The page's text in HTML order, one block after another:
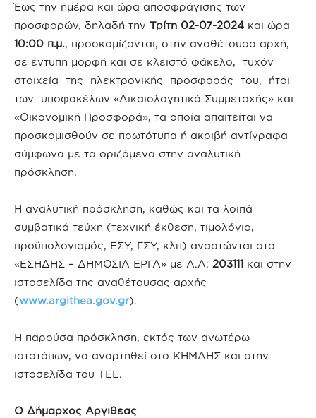
Έως την ημέρα και ώρα αποσφράγισης των
προσφορών, δηλαδή την Τρίτη 02-07-2024 και ώρα
10:00 π.μ., προσκομίζονται, στην αναθέτουσα αρχή,
σε έντυπη μορφή και σε κλειστό φάκελο, τυχόν
στοιχεία της ηλεκτρονικής προσφοράς του, ήτοι
των υποφακέλων «Δικαιολογητικά Συμμετοχής» και
«Οικονομική Προσφορά», τα οποία απαιτείται να
προσκομισθούν σε πρωτότυπα ή ακριβή αντίγραφα
σύμφωνα με τα οριζόμενα στην αναλυτική
πρόσκληση.
Η αναλυτική πρόσκληση, καθώς και τα λοιπά
συμβατικά τεύχη (τεχνική έκθεση, τιμολόγιο,
προϋπολογισμός, ΕΣΥ, ΓΣΥ, κλπ) αναρτώνται στο
«ΕΣΗΔΗΣ – ΔΗΜΟΣΙΑ ΕΡΓΑ» με Α.Α: 203111 και στην
ιστοσελίδα της αναθέτουσας αρχής
(www.argithea.gov.gr).
Η παρούσα πρόσκληση, εκτός των ανωτέρω
ιστοτόπων, να αναρτηθεί στο ΚΗΜΔΗΣ και στην
ιστοσελίδα του ΤΕΕ.
Ο Δήμαρχος Αργιθεας